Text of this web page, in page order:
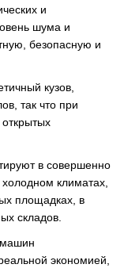
и
шума и
безопасную и
кузов,
так что при
в совершенно
климатах,
площадках, в
складов.
машин
экономией,